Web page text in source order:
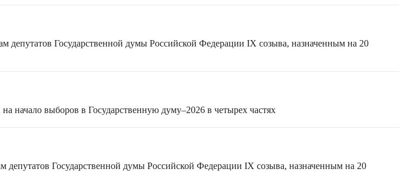
депутатов Государственной думы Российской Федерации IX созыва, назначенным на 20
начало выборов в Государственную думу–2026 в четырех частях
Государственной думы Российской Федерации IX созыва, назначенным на 20